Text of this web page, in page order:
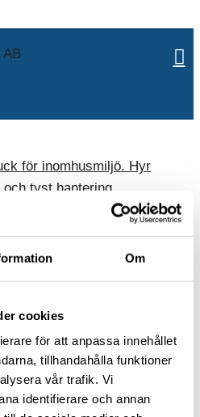
Om
cookies
för att anpassa innehållet
tillhandahålla funktioner
vår trafik. Vi
identifierare och annan
policy
with us
policy